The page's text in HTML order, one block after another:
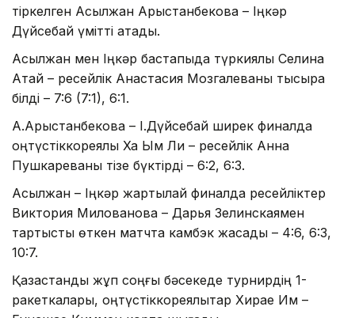
тіркелген Асылжан Арыстанбекова – Іңкәр
Дүйсебай үмітті ақтады.
Асылжан мен Іңкәр бастапқыда түркиялық Селина
Атай – ресейлік Анастасия Мозгалеваны тықсыра
білді – 7:6 (7:1), 6:1.
А.Арыстанбекова – І.Дүйсебай ширек финалда
оңтүстіккореялық Ха Ым Ли – ресейлік Анна
Пушкареваны тізе бүктірді – 6:2, 6:3.
Асылжан – Іңкәр жартылай финалда ресейліктер
Виктория Милованова – Дарья Зелинскаямен
тартысты өткен матчта камбэк жасады – 4:6, 6:3,
10:7.
Қазақстандық жұп соңғы бәсекеде турнирдің 1-
ракеткалары, оңтүстіккореялықтар Хирае Им –